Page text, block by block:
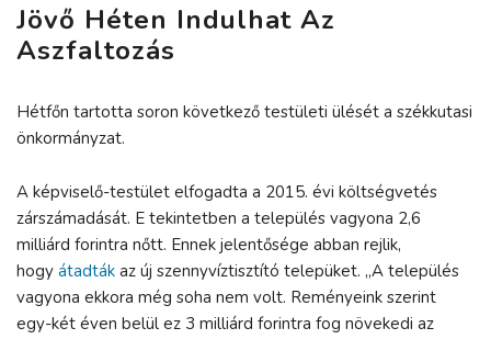
Jövő Héten Indulhat Az
Aszfaltozás
Hétfőn tartotta soron következő testületi ülését a székkutasi
önkormányzat.
A képviselő-testület elfogadta a 2015. évi költségvetés
zárszámadását. E tekintetben a település vagyona 2,6
milliárd forintra nőtt. Ennek jelentősége abban rejlik,
hogy átadták az új szennyvíztisztító telepüket. „A település
vagyona ekkora még soha nem volt. Reményeink szerint
egy-két éven belül ez 3 milliárd forintra fog növekedi az